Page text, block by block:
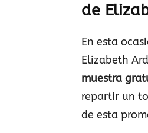
de
En esta
Elizabeth
muestra
repartir un
de esta